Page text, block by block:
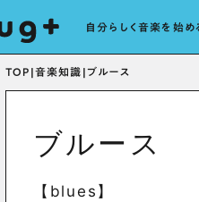
自分らしく音楽を始め
TOP |音楽知識 |ブルース
ブルース
【blues】